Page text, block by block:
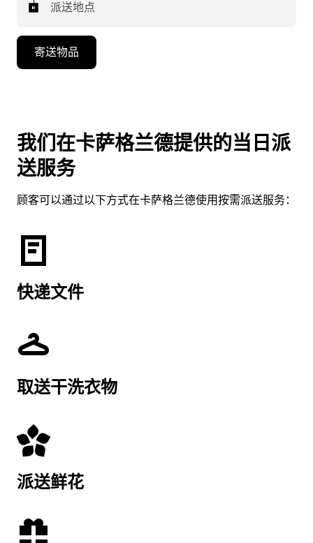
派送地点
寄送物品
我们在卡萨格兰德提供的当日派
送服务
顾客可以通过以下方式在卡萨格兰德使用按需派送服务：
快递文件
取送干洗衣物
派送鲜花